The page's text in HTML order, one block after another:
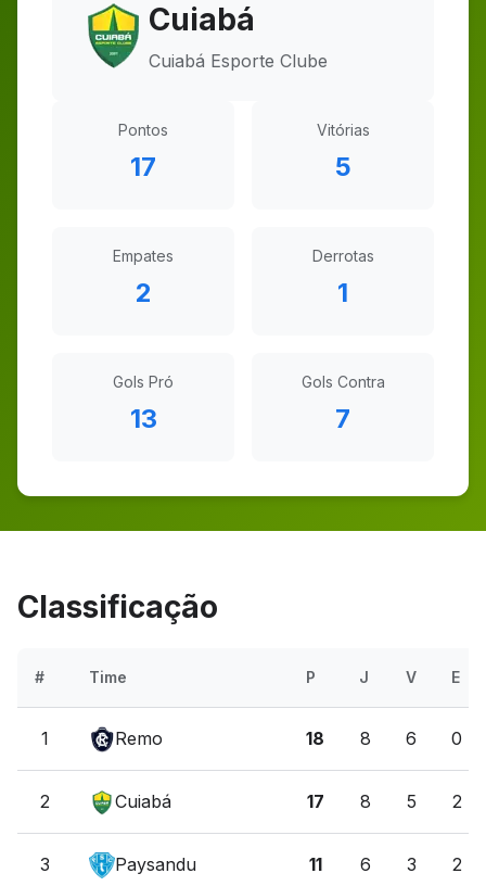
Cuiabá
Cuiabá Esporte Clube
Pontos
17
Vitórias
5
Empates
2
Derrotas
1
Gols Pró
13
Gols Contra
7
Classificação
# Time P J V E
1 Remo 18 8 6 0
2 Cuiabá 17 8 5 2
3 Paysandu 11 6 3 2